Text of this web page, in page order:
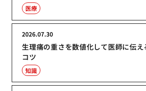
医療
生理痛の重さを数値化して医師に伝
コツ
2026.07.30
知識